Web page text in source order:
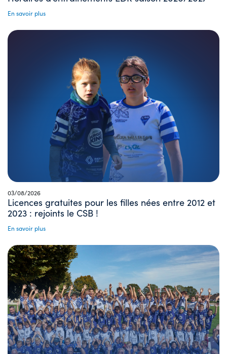
En savoir plus
03/08/2026
Licences gratuites pour les filles nées entre 2012 et
2023 : rejoints le CSB !
En savoir plus